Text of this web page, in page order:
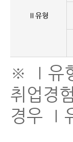
Ⅱ유형
※ Ⅰ유
취업경
경우 Ⅰ